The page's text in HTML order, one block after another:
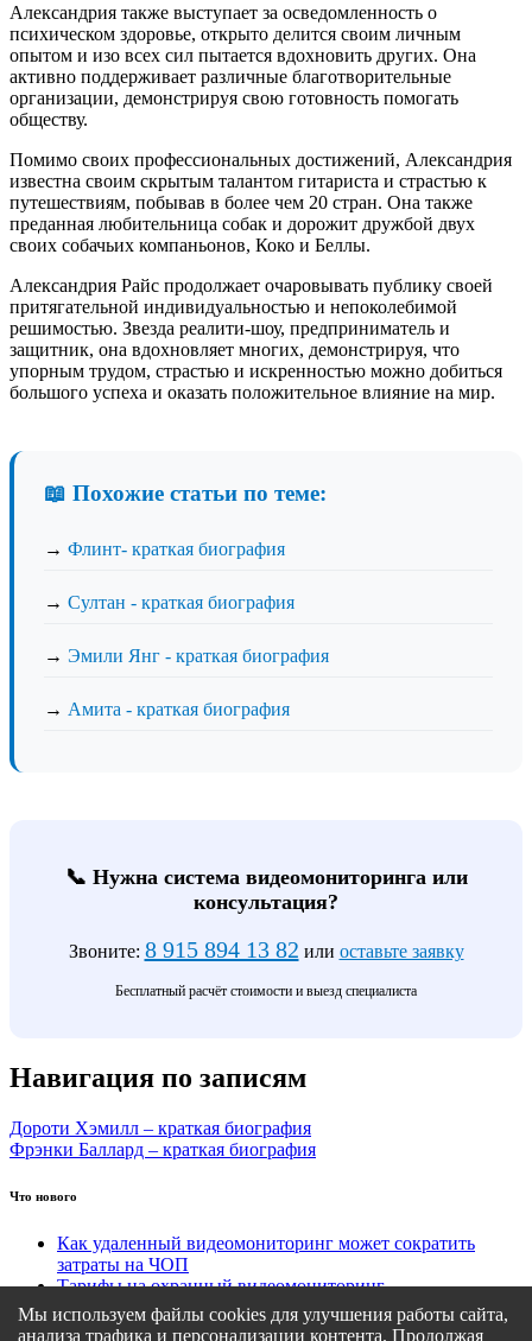
Александрия также выступает за осведомленность о
психическом здоровье, открыто делится своим личным
опытом и изо всех сил пытается вдохновить других. Она
активно поддерживает различные благотворительные
организации, демонстрируя свою готовность помогать
обществу.
Помимо своих профессиональных достижений, Александрия
известна своим скрытым талантом гитариста и страстью к
путешествиям, побывав в более чем 20 стран. Она также
преданная любительница собак и дорожит дружбой двух
своих собачьих компаньонов, Коко и Беллы.
Александрия Райс продолжает очаровывать публику своей
притягательной индивидуальностью и непоколебимой
решимостью. Звезда реалити-шоу, предприниматель и
защитник, она вдохновляет многих, демонстрируя, что
упорным трудом, страстью и искренностью можно добиться
большого успеха и оказать положительное влияние на мир.
📖 Похожие статьи по теме:
→ Флинт- краткая биография
→ Султан - краткая биография
→ Эмили Янг - краткая биография
→ Амита - краткая биография
📞 Нужна система видеомониторинга или
консультация?
Звоните: 8 915 894 13 82 или оставьте заявку
Бесплатный расчёт стоимости и выезд специалиста
Навигация по записям
Дороти Хэмилл – краткая биография
Фрэнки Баллард – краткая биография
Что нового
Как удаленный видеомониторинг может сократить
затраты на ЧОП
Тарифы на охранный видеомониторинг
Этапы подключения удаленного видеомониторинга
Кому подходит удаленный видеомониторинг?
Мы используем файлы cookies для улучшения работы сайта,
анализа трафика и персонализации контента. Продолжая